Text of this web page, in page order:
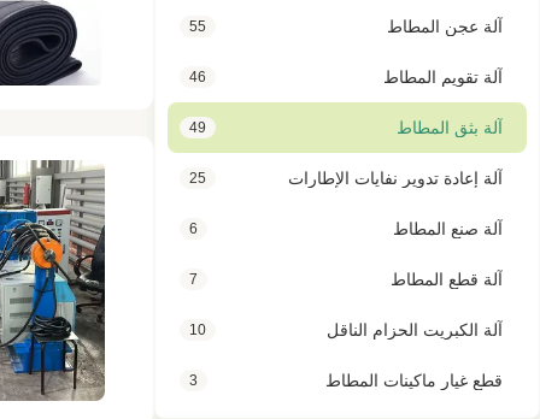
آلة عجن المطاط 55
آلة تقويم المطاط 46
آلة بثق المطاط 49
آلة إعادة تدوير نفايات الإطارات 25
آلة صنع المطاط 6
آلة قطع المطاط 7
آلة الكبريت الحزام الناقل 10
قطع غيار ماكينات المطاط 3